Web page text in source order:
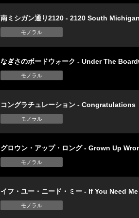
南ミシガン通り2120 - 2120 South
モノラル
なぎさのボードウォーク - Under The
モノラル
コングラチュレーション - Congratulations
モノラル
グロウン・アップ・ロング - Grown Up
モノラル
イフ・ユー・ニード・ミー - If You Need Me
モノラル